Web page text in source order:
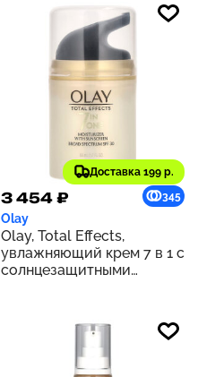
Доставка 199 р.
3 454 ₽ 345
Olay
Olay, Total Effects,
увлажняющий крем 7 в 1 с
солнцезащитными